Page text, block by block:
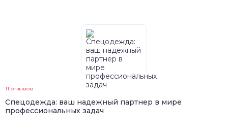
11 отзывов
Спецодежда: ваш надежный партнер в мире
профессиональных задач